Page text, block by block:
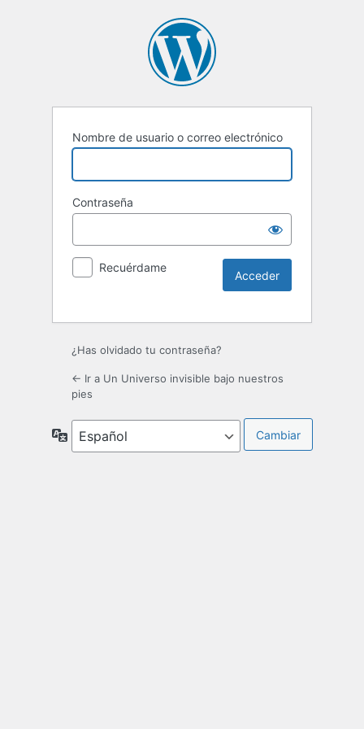
Nombre de usuario o correo electrónico
Contraseña
Recuérdame
¿Has olvidado tu contraseña?
← Ir a Un Universo invisible bajo nuestros
pies
Idioma